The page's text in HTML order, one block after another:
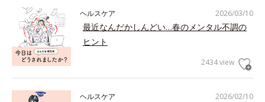
2026/03/10
ヘルスケア
最近なんだかしんどい…春のメンタル不調の
ヒント
2434 view
2026/02/10
ヘルスケア